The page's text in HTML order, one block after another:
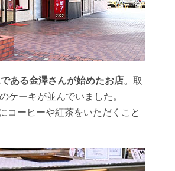
ある金澤さんが始めたお店。取
ケーキが並んでいました。
コーヒーや紅茶をいただくこと